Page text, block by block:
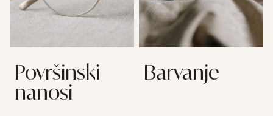
Površinski
nanosi
Barvanje